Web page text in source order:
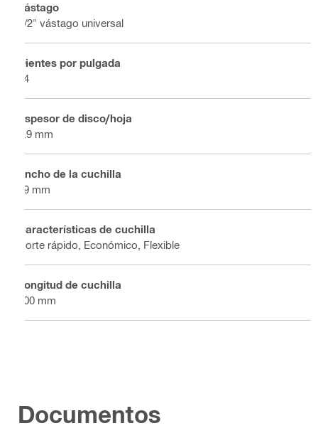
Vástago
1/2" vástago universal
Dientes por pulgada
14
Espesor de disco/hoja
0.9 mm
Ancho de la cuchilla
19 mm
Características de cuchilla
Corte rápido, Económico, Flexible
Longitud de cuchilla
200 mm
Documentos